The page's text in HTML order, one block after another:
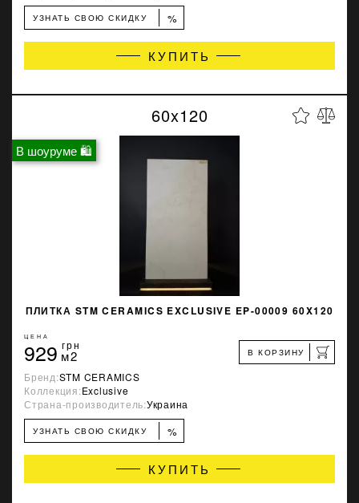
УЗНАТЬ СВОЮ СКИДКУ %
КУПИТЬ
В шоуруме 🛍
60x120
ПЛИТКА STM CERAMICS EXCLUSIVE EP-00009 60X120
ЦЕНА
929 грн
м2 В КОРЗИНУ
Бренд:STM CERAMICS
Коллекция:Exclusive
Страна-производитель:Украина
УЗНАТЬ СВОЮ СКИДКУ %
КУПИТЬ